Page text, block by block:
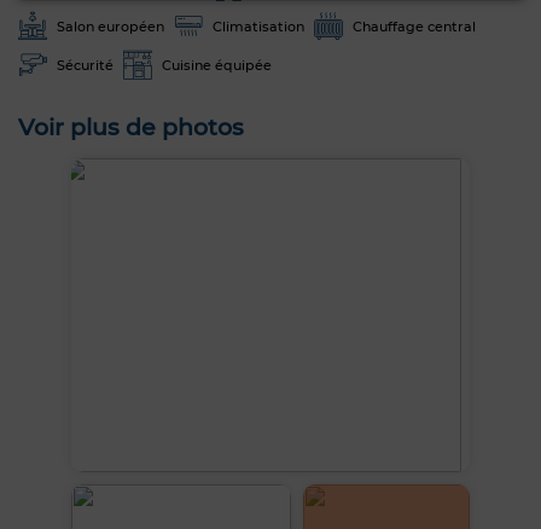
Salon européen Climatisation Chauffage central
Sécurité Cuisine équipée
Voir plus de photos